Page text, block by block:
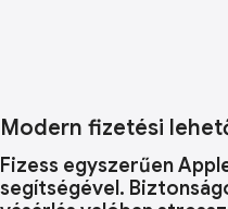
Modern fizetési
Fizess egyszerűen
segítségével.